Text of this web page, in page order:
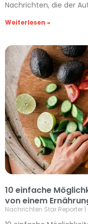
Nachrichten, die der
Weiterlesen »
10 einfache
von einem
Nachrichten Star Reporter